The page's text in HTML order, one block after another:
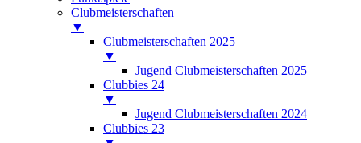
Clubmeisterschaften
▼
Clubmeisterschaften 2025
▼
Jugend Clubmeisterschaften 2025
Clubbies 24
▼
Jugend Clubmeisterschaften 2024
Clubbies 23